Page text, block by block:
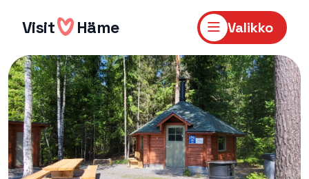
sisältöön
Visit Häme Valikko